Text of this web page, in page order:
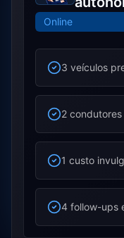
Online
3 veículos
2
1 custo
4 follow-ups